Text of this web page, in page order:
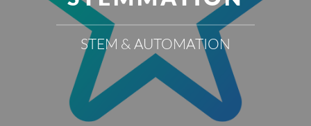
STEM & AUTOMATION